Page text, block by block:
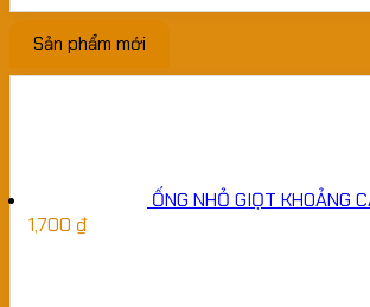
Sản phẩm mới
ỐNG NHỎ GIỌT KHOẢNG
1,700 ₫